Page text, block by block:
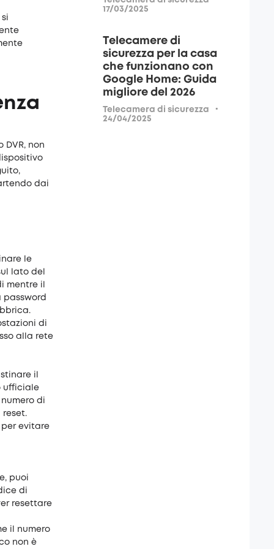
non
dai
le
lato del
mentre il
password
di
alla rete
il
ufficiale
di
reset.
evitare
puoi
di
resettare
il numero
non è
17/03/2025
Telecamere di
sicurezza per la casa
che funzionano con
Google Home: Guida
migliore del 2026
Telecamera di sicurezza ·
24/04/2025